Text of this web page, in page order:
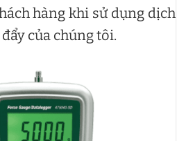
hàng khi sử dụng dịch
của chúng tôi.